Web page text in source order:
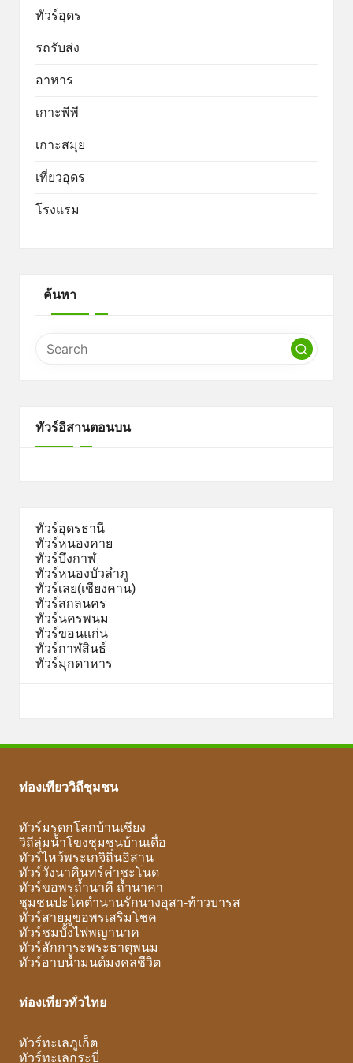
ทัวร์อุดร
รถรับส่ง
อาหาร
เกาะพีพี
เกาะสมุย
เที่ยวอุดร
โรงแรม
ค้นหา
ทัวร์อิสานตอนบน
ทัวร์อุดรธานี
ทัวร์หนองคาย
ทัวร์บึงกาฬ
ทัวร์หนองบัวลำภู
ทัวร์เลย(เชียงคาน)
ทัวร์สกลนคร
ทัวร์นครพนม
ทัวร์ขอนแก่น
ทัวร์กาฬสินธ์
ทัวร์มุกดาหาร
ท่องเที่ยววิถีชุมชน
ทัวร์มรดกโลกบ้านเชียง
วิถีลุ่มน้ำโขงชุมชนบ้านเดื่อ
ทัวร์ไหว้พระเกจิถิ่นอิสาน
ทัวร์วังนาคินทร์คำชะโนด
ทัวร์ขอพรถ้ำนาคี ถ้ำนาคา
ชุมชนปะโคตำนานรักนางอุสา-ท้าวบารส
ทัวร์สายมูขอพรเสริมโชค
ทัวร์ชมบั้งไฟพญานาค
ทัวร์สักการะพระธาตุพนม
ทัวร์อาบน้ำมนต์มงคลชีวิต
ท่องเที่ยวทั่วไทย
ทัวร์ทะเลภูเก็ต
ทัวร์ทะเลกระบี่